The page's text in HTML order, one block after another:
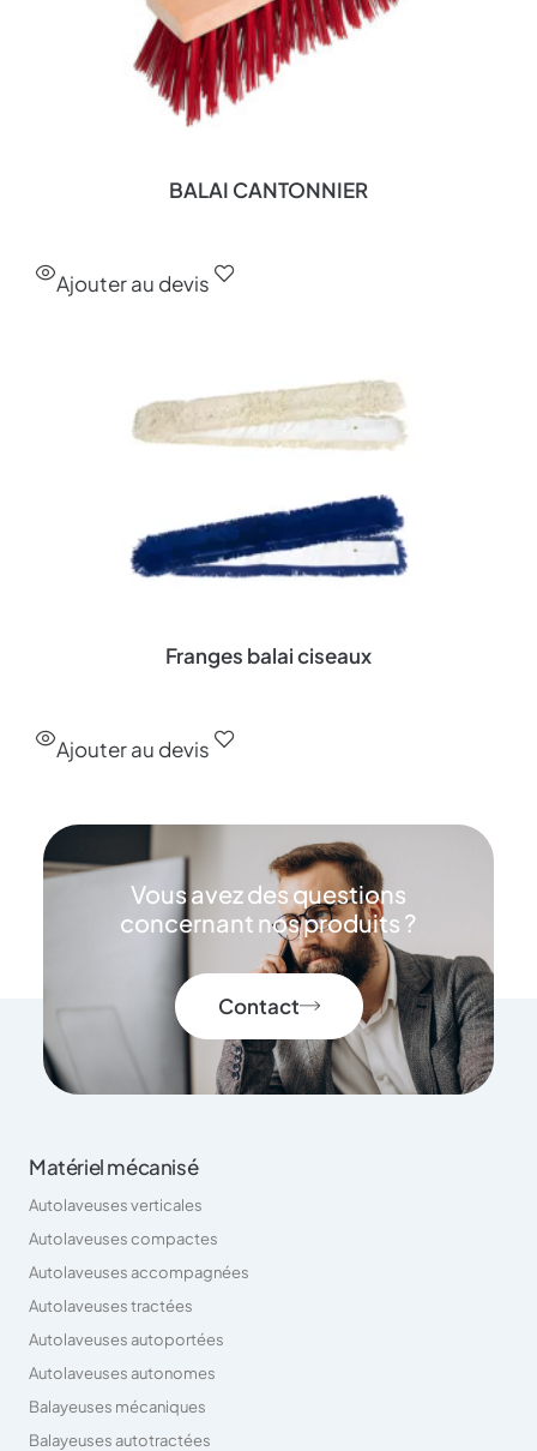
BALAI CANTONNIER
Ajouter au devis
Franges balai ciseaux
Ajouter au devis
Vous avez des questions
concernant nos produits ?
Contact
Matériel mécanisé
Autolaveuses verticales
Autolaveuses compactes
Autolaveuses accompagnées
Autolaveuses tractées
Autolaveuses autoportées
Autolaveuses autonomes
Balayeuses mécaniques
Balayeuses autotractées